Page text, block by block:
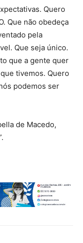
Quero
Que não obedeça
pela
Que seja único.
que a gente quer
tivemos. Quero
podemos ser
de Macedo,